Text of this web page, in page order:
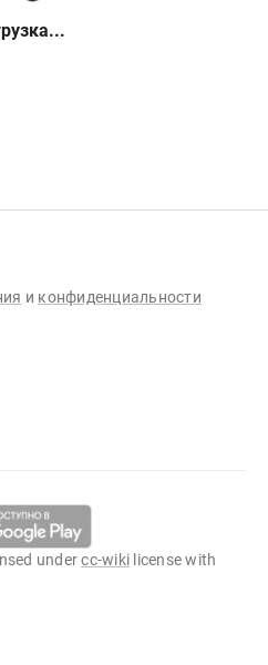
и конфиденциальности
undercc-wiki license with